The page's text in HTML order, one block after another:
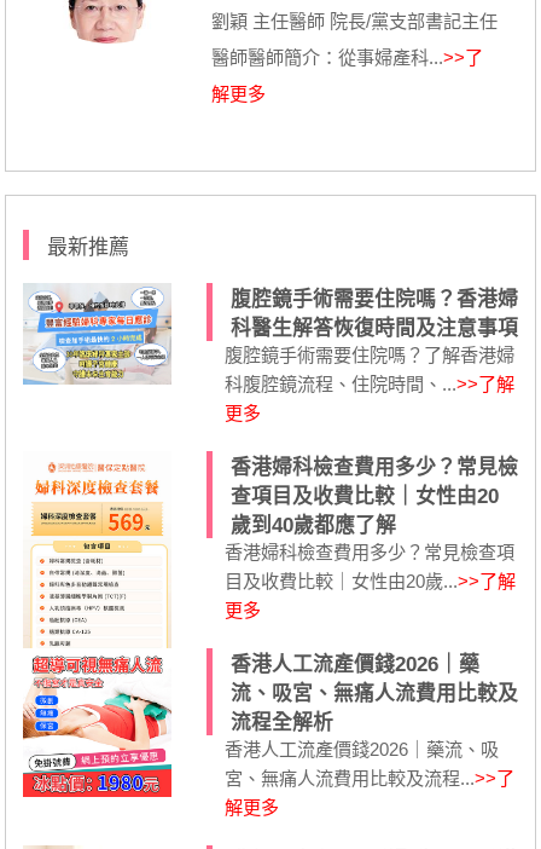
劉穎 主任醫師 院長/黨支部書記主任
醫師醫師簡介：從事婦產科...>>了
解更多
最新推薦
腹腔鏡手術需要住院嗎？香港婦
科醫生解答恢復時間及注意事項
腹腔鏡手術需要住院嗎？了解香港婦
科腹腔鏡流程、住院時間、...>>了解
更多
香港婦科檢查費用多少？常見檢
查項目及收費比較｜女性由20
歲到40歲都應了解
香港婦科檢查費用多少？常見檢查項
目及收費比較｜女性由20歲...>>了解
更多
香港人工流產價錢2026｜藥
流、吸宮、無痛人流費用比較及
流程全解析
香港人工流產價錢2026｜藥流、吸
宮、無痛人流費用比較及流程...>>了
解更多